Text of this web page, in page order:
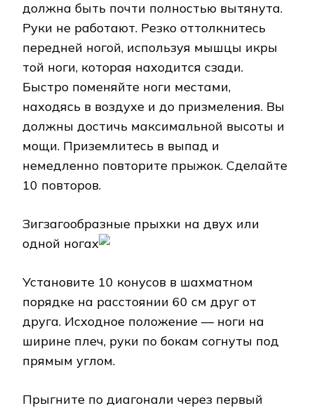
должна быть почти полностью вытянута.
Руки не работают. Резко оттолкнитесь
передней ногой, используя мышцы икры
той ноги, которая находится сзади.
Быстро поменяйте ноги местами,
находясь в воздухе и до призмеления. Вы
должны достичь максимальной высоты и
мощи. Приземлитесь в выпад и
немедленно повторите прыжок. Сделайте
10 повторов.
Зигзагообразные прыхки на двух или
одной ногах
Установите 10 конусов в шахматном
порядке на расстоянии 60 см друг от
друга. Исходное положение — ноги на
ширине плеч, руки по бокам согнуты под
прямым углом.
Прыгните по диагонали через первый